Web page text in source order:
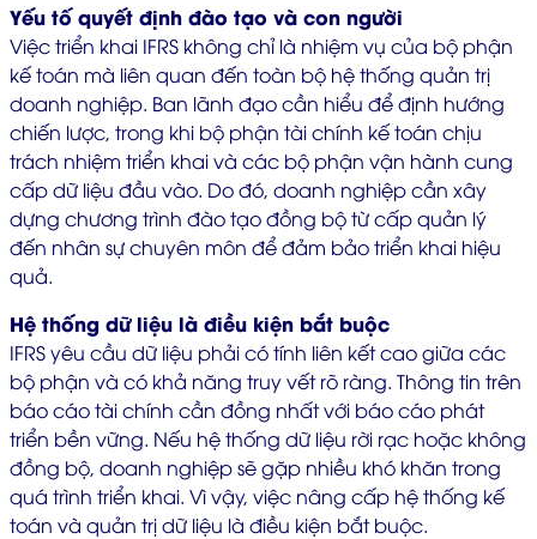
Yếu tố quyết định đào tạo và con người
Việc triển khai IFRS không chỉ là nhiệm vụ của bộ phận
kế toán mà liên quan đến toàn bộ hệ thống quản trị
doanh nghiệp. Ban lãnh đạo cần hiểu để định hướng
chiến lược, trong khi bộ phận tài chính kế toán chịu
trách nhiệm triển khai và các bộ phận vận hành cung
cấp dữ liệu đầu vào. Do đó, doanh nghiệp cần xây
dựng chương trình đào tạo đồng bộ từ cấp quản lý
đến nhân sự chuyên môn để đảm bảo triển khai hiệu
quả.
Hệ thống dữ liệu là điều kiện bắt buộc
IFRS yêu cầu dữ liệu phải có tính liên kết cao giữa các
bộ phận và có khả năng truy vết rõ ràng. Thông tin trên
báo cáo tài chính cần đồng nhất với báo cáo phát
triển bền vững. Nếu hệ thống dữ liệu rời rạc hoặc không
đồng bộ, doanh nghiệp sẽ gặp nhiều khó khăn trong
quá trình triển khai. Vì vậy, việc nâng cấp hệ thống kế
toán và quản trị dữ liệu là điều kiện bắt buộc.